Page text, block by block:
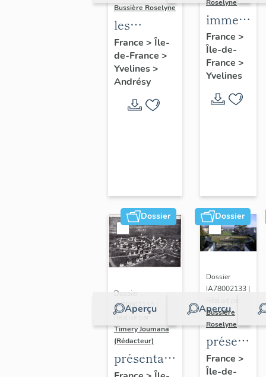
Bussière Roselyne
les
immeubles,
maisons et
fermes du
canton
d'Andrésy
France > Île-
de-France >
Yvelines>
Andrésy
Roselyne
maisons,
fermes
France >
Île-de-
France >
Yvelines
Dossier
Aperçu
Dossier
IA78002210 |
Réalisé par
Timery Joumana
(Rédacteur)
présentation
Dossier
Aperçu
Dossier
IA78002133 |
Bussière
Roselyne
du
France >
Île-de-